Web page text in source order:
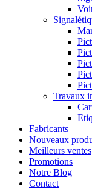
Travaux
Fabricants
Nouveaux
Meilleurs ventes
Promotions
Notre Blog
Contact